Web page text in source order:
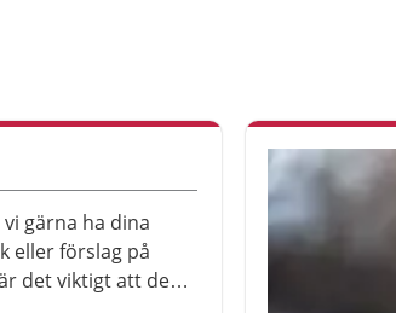
gärna ha dina
eller förslag på
det viktigt att den